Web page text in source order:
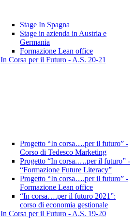
Stage In Spagna
Stage in azienda in Austria e
Germania
Formazione Lean office
In Corsa per il Futuro - A.S. 20-21
Progetto “In corsa….per il futuro” -
Corso di Tedesco Marketing
Progetto “In corsa.….per il futuro” -
“Formazione Future Literacy”
Progetto “In corsa….per il futuro” -
Formazione Lean office
“In corsa….per il futuro 2021”:
corso di economia gestionale
In Corsa per il Futuro - A.S. 19-20